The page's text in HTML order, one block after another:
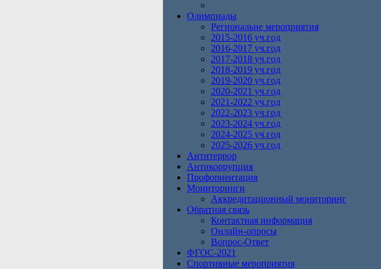
Олимпиады
Региональне мероприятия
2015-2016 уч.год
2016-2017 уч.год
2017-2018 уч.год
2018-2019 уч.год
2019-2020 уч.год
2020-2021 уч.год
2021-2022 уч.год
2022-2023 уч.год
2023-2024 уч.год
2024-2025 уч.год
2025-2026 уч.год
Антитеррор
Антикоррупция
Профориентация
Мониторинги
Аккредитационный мониторинг
Обратная связь
Контактная информация
Онлайн-опросы
Вопрос-Ответ
ФГОС-2021
Спортивные мероприятия